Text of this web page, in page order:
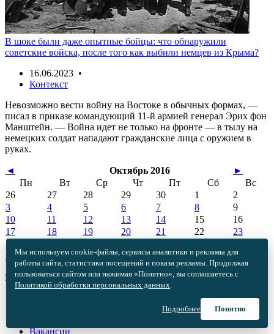
В шоке были даже опытные бойцы: что обнаружили
советские войска, после того как выбили немцев из Крыма?
16.06.2023 •
Контекст
Невозможно вести войну на Востоке в обычных формах, —
писал в приказе командующий 11-й армией генерал Эрих фон
Манштейн. — Война идет не только на фронте — в тылу на
немецких солдат нападают гражданские лица с оружием в
руках.
◄ Октябрь 2016
►
Пн
Вт Ср Чт Пт Сб
Вс
26
27 28 29 30 1
2
3
4 5 6 7 8
9
10
11 12 13 14 15
16
17
18 19 20 21 22
23
24
31
1 2 3 4 5 6
Информация
Вакансии
Мы используем cookie-файлы, сервисы аналитики и рекламы для
работы сайта, статистики посещений и показа рекламы. Продолжая
пользоваться сайтом или нажимая «Понятно», вы соглашаетесь с
Политикой обработки персональных данных.
Подробнее Понятно